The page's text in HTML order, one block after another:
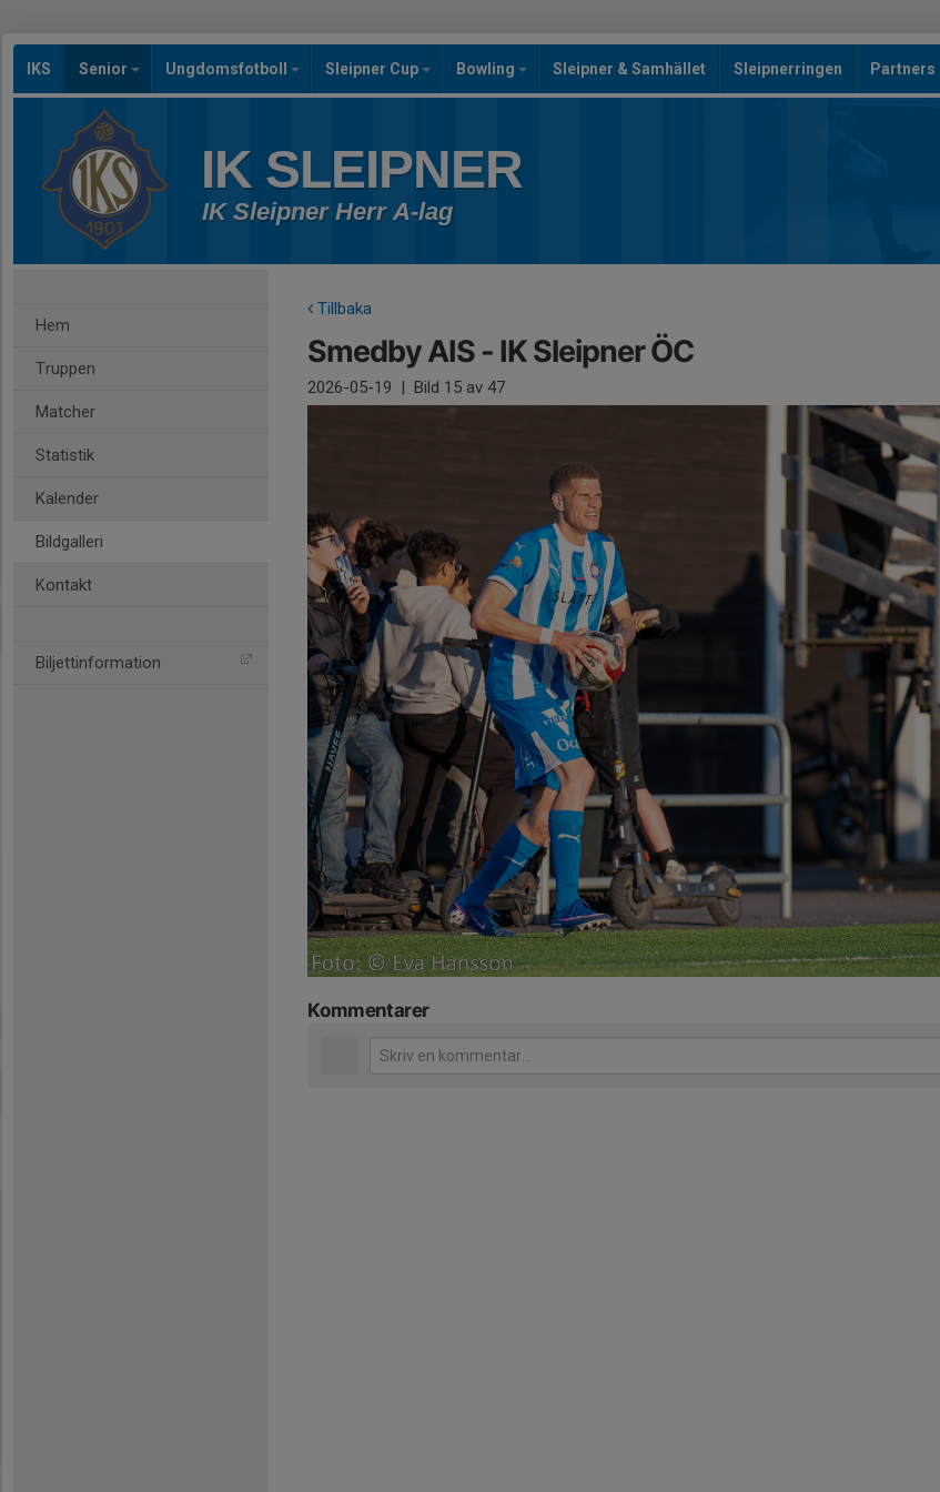
IKS Senior Ungdomsfotboll Sleipner Cup Bowling Sleipner & Samhället Sleipnerringen Partners
IK SLEIPNER
IK Sleipner Herr A-lag
Hem
Truppen
Matcher
Statistik
Kalender
Bildgalleri
Kontakt
Biljettinformation
Tillbaka
Smedby AIS - IK Sleipner ÖC
2026-05-19 | Bild 15 av 47
Kommentarer